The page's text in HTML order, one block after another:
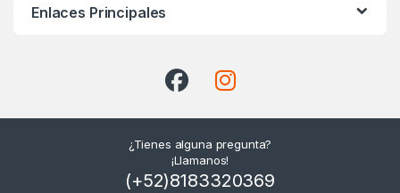
Enlaces Principales
¿Tienes alguna pregunta?
¡Llamanos!
(+52)8183320369